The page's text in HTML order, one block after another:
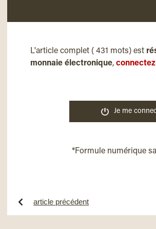
L'article complet ( 431 mots) est
monnaie électronique,
Je me
*Formule numérique
article précédent